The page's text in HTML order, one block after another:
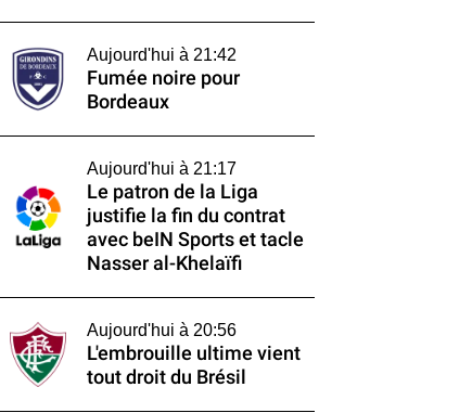
Aujourd'hui à 21:42
Fumée noire pour
Bordeaux
Aujourd'hui à 21:17
Le patron de la Liga
justifie la fin du contrat
avec beIN Sports et tacle
Nasser al-Khelaïfi
Aujourd'hui à 20:56
L'embrouille ultime vient
tout droit du Brésil